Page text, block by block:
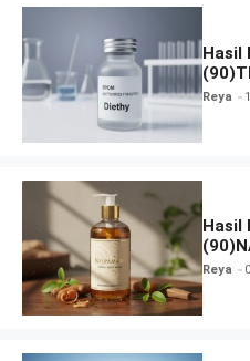
Hasil
dan
Reya
Hasil
BPOM
Reya